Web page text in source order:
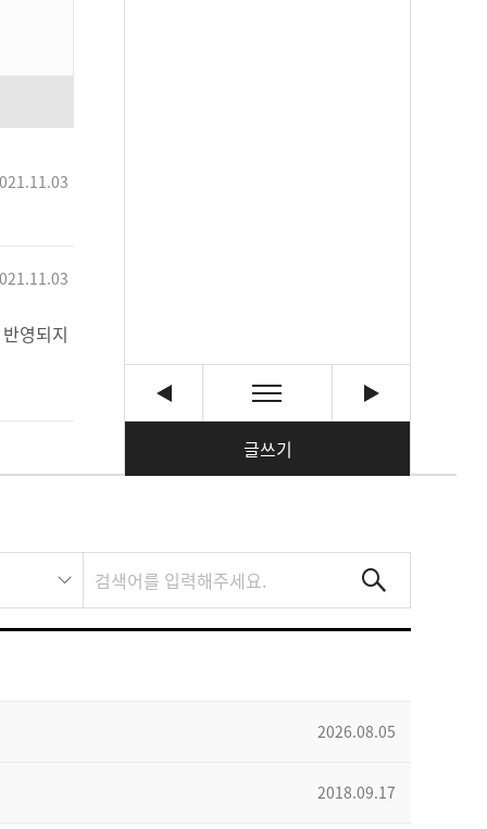
글쓰기
영되지
2026.08.05
2018.09.17